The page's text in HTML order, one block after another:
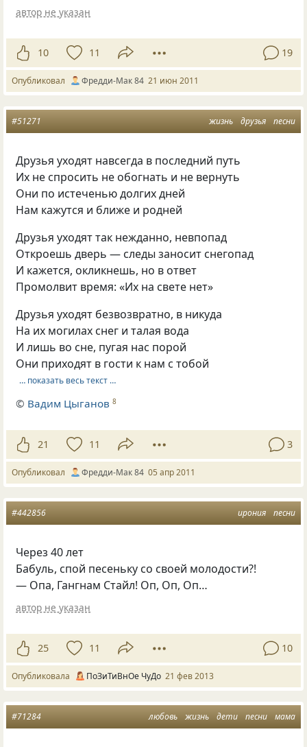
автор не указан
10 11 19
Опубликовал Фредди-Мак 84 21 июн 2011
жизнь друзья песни
#51271
Друзья уходят навсегда в последний путь
Их не спросить не обогнать и не вернуть
Они по истеченью долгих дней
Нам кажутся и ближе и родней
Друзья уходят так нежданно, невпопад
Откроешь дверь — следы заносит снегопад
И кажется, окликнешь, но в ответ
Промолвит время: «Их на свете нет»
Друзья уходят безвозвратно, в никуда
На их могилах снег и талая вода
И лишь во сне, пугая нас порой
Они приходят в гости к нам с тобой
… показать весь текст …
© Вадим Цыганов 8
21 11 3
Опубликовал Фредди-Мак 84 05 апр 2011
ирония песни
#442856
Через 40 лет
Бабуль, спой песеньку со своей молодости?!
— Опа, Гангнам Стайл! Оп, Оп, Оп…
автор не указан
25 11 10
Опубликовала ПоЗиТиВнОе ЧуДо 21 фев 2013
любовь жизнь дети песни мама
#71284